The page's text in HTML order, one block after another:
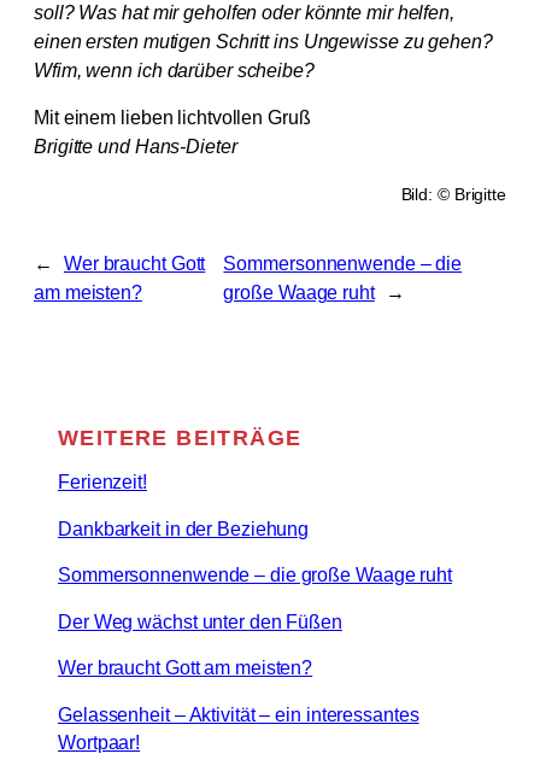
soll? Was hat mir geholfen oder könnte mir helfen,
einen ersten mutigen Schritt ins Ungewisse zu gehen?
Wfim, wenn ich darüber scheibe?
Mit einem lieben lichtvollen Gruß
Brigitte und Hans-Dieter
Bild: © Brigitte
←
Wer braucht Gott
am meisten?
Sommersonnenwende – die
große Waage ruht
→
WEITERE BEITRÄGE
Ferienzeit!
Dankbarkeit in der Beziehung
Sommersonnenwende – die große Waage ruht
Der Weg wächst unter den Füßen
Wer braucht Gott am meisten?
Gelassenheit – Aktivität – ein interessantes
Wortpaar!